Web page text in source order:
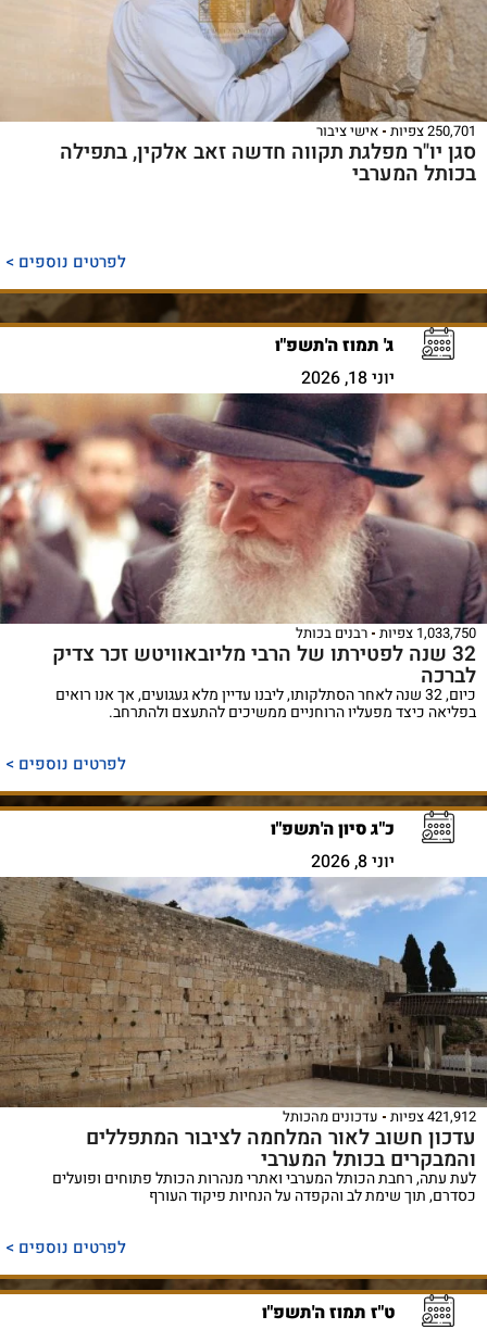
250,701 צפיות אישי ציבור
סגן יו"ר מפלגת תקווה חדשה זאב אלקין, בתפילה
בכותל המערבי
לפרטים נוספים >
ג' תמוז ה'תשפ"ו
יוני 18, 2026
1,033,750 צפיות רבנים בכותל
32 שנה לפטירתו של הרבי מליובאוויטש זכר צדיק
לברכה
כיום, 32 שנה לאחר הסתלקותו, ליבנו עדיין מלא געגועים, אך אנו רואים
בפליאה כיצד מפעליו הרוחניים ממשיכים להתעצם ולהתרחב.
לפרטים נוספים >
כ"ג סיון ה'תשפ"ו
יוני 8, 2026
421,912 צפיות עדכונים מהכותל
עדכון חשוב לאור המלחמה לציבור המתפללים
והמבקרים בכותל המערבי
לעת עתה, רחבת הכותל המערבי ואתרי מנהרות הכותל פתוחים ופועלים
כסדרם, תוך שימת לב והקפדה על הנחיות פיקוד העורף
לפרטים נוספים >
ט"ז תמוז ה'תשפ"ו